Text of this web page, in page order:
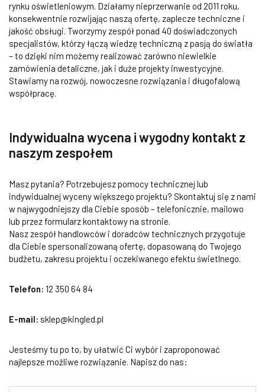
rynku oświetleniowym. Działamy nieprzerwanie od 2011 roku,
konsekwentnie rozwijając naszą ofertę, zaplecze techniczne i
jakość obsługi. Tworzymy zespół ponad 40 doświadczonych
specjalistów, którzy łączą wiedzę techniczną z pasją do światła
– to dzięki nim możemy realizować zarówno niewielkie
zamówienia detaliczne, jak i duże projekty inwestycyjne.
Stawiamy na rozwój, nowoczesne rozwiązania i długofalową
współpracę.
Indywidualna wycena i wygodny kontakt z
naszym zespołem
Masz pytania? Potrzebujesz pomocy technicznej lub
indywidualnej wyceny większego projektu? Skontaktuj się z nami
w najwygodniejszy dla Ciebie sposób – telefonicznie, mailowo
lub przez formularz kontaktowy na stronie.
Nasz zespół handlowców i doradców technicznych przygotuje
dla Ciebie spersonalizowaną ofertę, dopasowaną do Twojego
budżetu, zakresu projektu i oczekiwanego efektu świetlnego.
Telefon: 12 350 64 84
E-mail: sklep@kingled.pl
Jesteśmy tu po to, by ułatwić Ci wybór i zaproponować
najlepsze możliwe rozwiązanie. Napisz do nas: